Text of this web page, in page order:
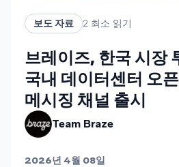
보도 자료 2 최소 읽기
브레이즈, 한국 시장
국내 데이터센터 오
메시징 채널 출시
Team Braze
2026년 4월 08일